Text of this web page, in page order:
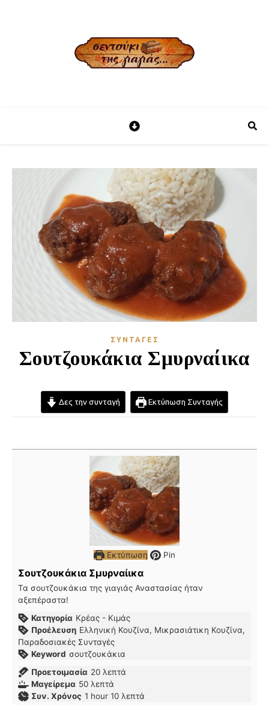
ΣΥΝΤΑΓΈΣ
Σουτζουκάκια Σμυρναίικα
Δες την συνταγή Εκτύπωση Συνταγής
Εκτύπωση Pin
Σουτζουκάκια Σμυρναίικα
Τα σουτζουκάκια της γιαγιάς Αναστασίας ήταν
αξεπέραστα!
Κατηγορία Κρέας - Κιμάς
Προέλευση Ελληνική Κουζίνα, Μικρασιάτικη Κουζίνα,
Παραδοσιακές Συνταγές
Keyword σουτζουκάκια
Προετοιμασία 20λεπτά
λεπτά
Μαγείρεμα 50λεπτά
λεπτά
Συν. Χρόνος 1hour
hour 10λεπτά
λεπτά